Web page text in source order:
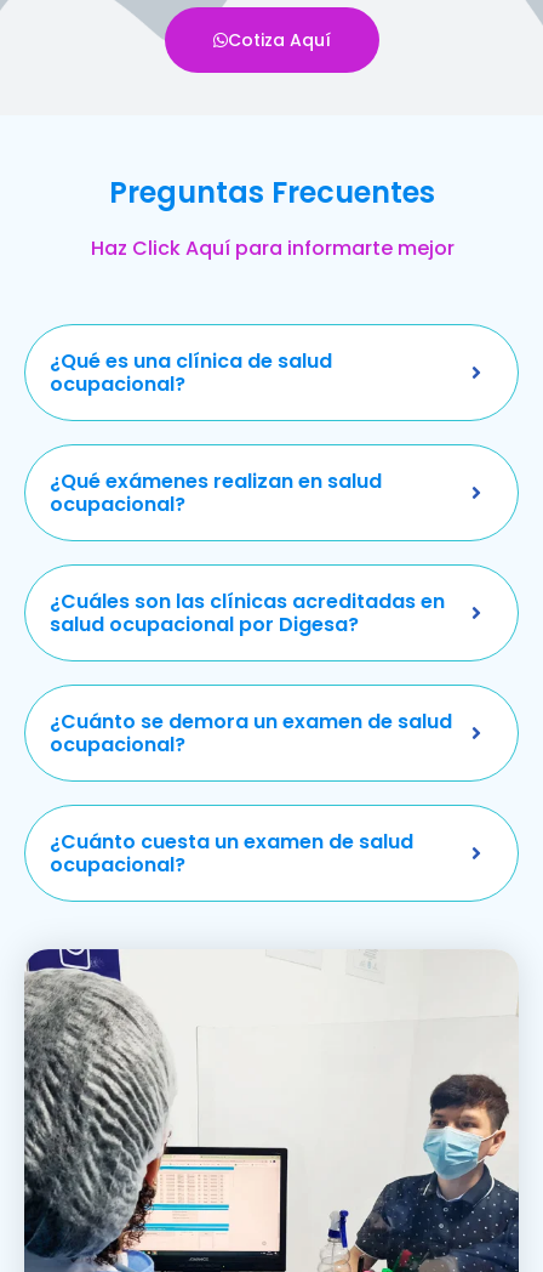
Cotiza Aquí
Preguntas Frecuentes
Haz Click Aquí para informarte mejor
¿Qué es una clínica de salud
ocupacional?
¿Qué exámenes realizan en salud
ocupacional?
¿Cuáles son las clínicas acreditadas en
salud ocupacional por Digesa?
¿Cuánto se demora un examen de salud
ocupacional?
¿Cuánto cuesta un examen de salud
ocupacional?